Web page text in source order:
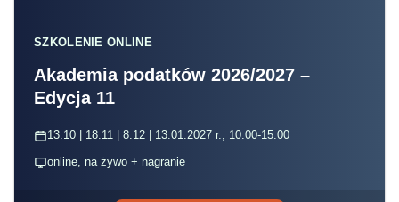
SZKOLENIE ONLINE
Akademia podatków 2026/2027 –
Edycja 11
13.10 | 18.11 | 8.12 | 13.01.2027 r., 10:00-15:00
online, na żywo + nagranie